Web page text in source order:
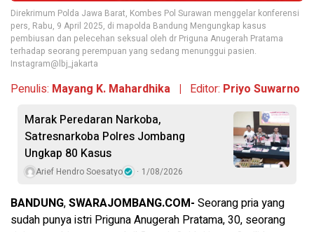
Direkrimum Polda Jawa Barat, Kombes Pol Surawan menggelar konferensi
pers, Rabu, 9 April 2025, di mapolda Bandung Mengungkap kasus
pembiusan dan pelecehan seksual oleh dr Priguna Anugerah Pratama
terhadap seorang perempuan yang sedang menunggui pasien.
Instagram@lbj_jakarta
Penulis: Mayang K. Mahardhika | Editor: Priyo Suwarno
Marak Peredaran Narkoba,
Satresnarkoba Polres Jombang
Ungkap 80 Kasus
Arief Hendro Soesatyo 1/08/2026
BANDUNG,SWARAJOMBANG.COM- Seorang pria yang
sudah punya istri Priguna Anugerah Pratama, 30, seorang